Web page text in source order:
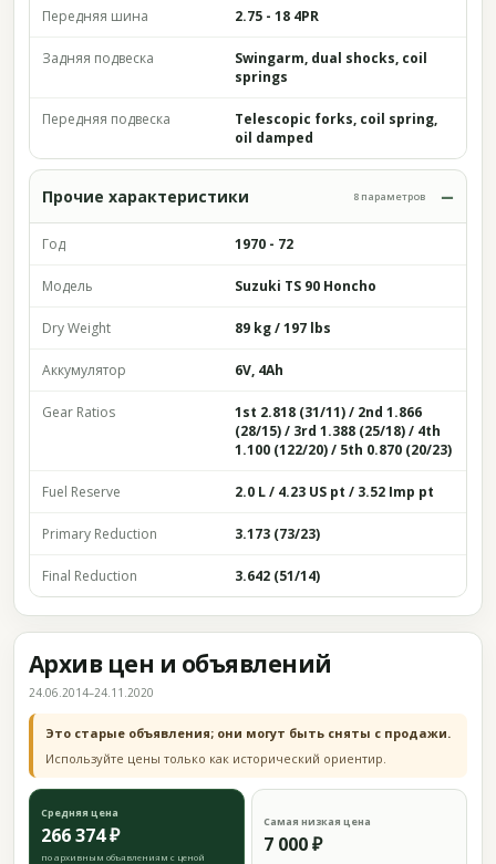
Передняя шина 2.75 - 18 4PR
Задняя подвеска
Swingarm, dual shocks, coil
springs
Передняя подвеска
Telescopic forks, coil spring,
oil damped
Прочие характеристики 8 параметров
Год 1970 - 72
Модель Suzuki TS 90 Honcho
Dry Weight 89 kg / 197 lbs
Аккумулятор 6V, 4Ah
Gear Ratios
1st 2.818 (31/11) / 2nd 1.866
(28/15) / 3rd 1.388 (25/18) / 4th
1.100 (122/20) / 5th 0.870 (20/23)
Fuel Reserve 2.0 L / 4.23 US pt / 3.52 Imp pt
Primary Reduction 3.173 (73/23)
Final Reduction 3.642 (51/14)
Архив цен и объявлений
24.06.2014–24.11.2020
Это старые объявления; они могут быть сняты с продажи.
Используйте цены только как исторический ориентир.
Средняя цена
266 374 ₽
по архивным объявлениям с ценой
Самая низкая цена
7 000 ₽